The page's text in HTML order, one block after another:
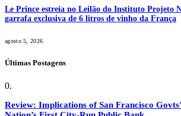
Le Prince estreia no Leilão do Instituto Projeto
garrafa exclusiva de 6 litros de vinho da França
agosto 5, 2026
Últimas Postagens
Review: Implications of San Francisco